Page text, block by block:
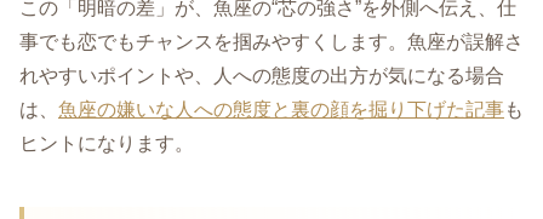
この「明暗の差」が、魚座の“芯の強さ”を外側へ伝え、仕
事でも恋でもチャンスを掴みやすくします。魚座が誤解さ
れやすいポイントや、人への態度の出方が気になる場合
は、 魚座の嫌いな人への態度と裏の顔を掘り下げた記事も
ヒントになります。